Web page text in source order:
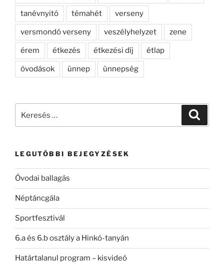
tanévnyitó témahét verseny
versmondó verseny veszélyhelyzet zene
érem étkezés étkezési díj étlap
óvodások ünnep ünnepség
LEGUTÓBBI BEJEGYZÉSEK
Óvodai ballagás
Néptáncgála
Sportfesztivál
6.a és 6.b osztály a Hinkó-tanyán
Határtalanul program – kisvideó